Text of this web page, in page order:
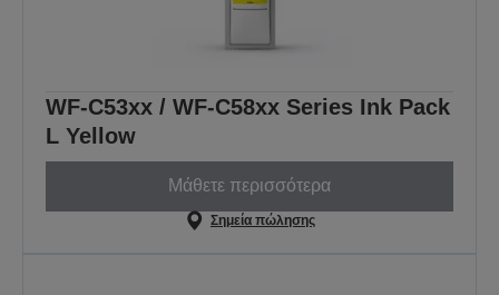
WF-C53xx / WF-C58xx Series Ink Pack
L Yellow
Μάθετε περισσότερα
Σημεία πώλησης